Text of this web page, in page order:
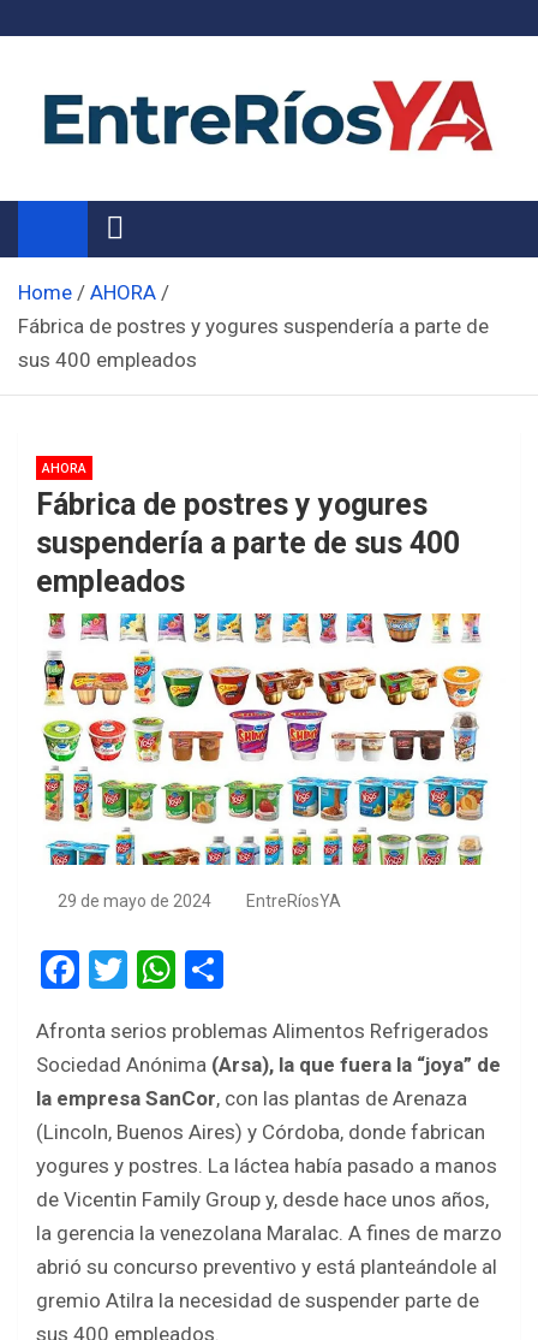
Noticias de Entre Ríos
Información de toda la provincia ahora
Home
AHORA
Fábrica de postres y yogures suspendería a parte de
sus 400 empleados
AHORA
Fábrica de postres y yogures
suspendería a parte de sus 400
empleados
29 de mayo de 2024 EntreRíosYA
F
ce
b
o
o
k
T
tt
er
W
at
s
A
p
p
ar
e
Afronta serios problemas Alimentos Refrigerados
Sociedad Anónima (Arsa), la que fuera la “joya” de
la empresa SanCor, con las plantas de Arenaza
(Lincoln, Buenos Aires) y Córdoba, donde fabrican
yogures y postres. La láctea había pasado a manos
de Vicentin Family Group y, desde hace unos años,
la gerencia la venezolana Maralac. A fines de marzo
abrió su concurso preventivo y está planteándole al
gremio Atilra la necesidad de suspender parte de
sus 400 empleados.